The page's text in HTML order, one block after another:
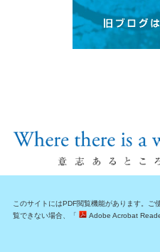
このサイトにはPDF閲覧機能があります。
覧できない場合、「
Adobe Acrobat